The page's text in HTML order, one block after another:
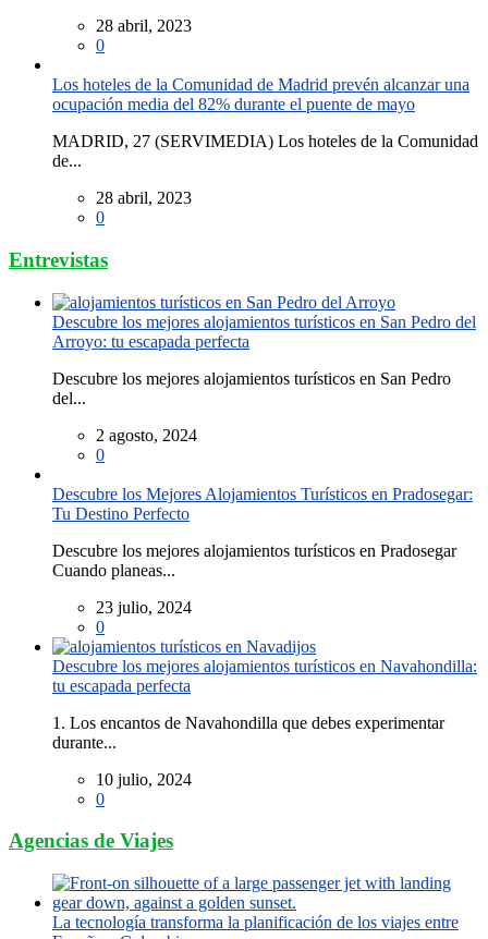
28 abril, 2023
0
Los hoteles de la Comunidad de Madrid prevén alcanzar una
ocupación media del 82% durante el puente de mayo
MADRID, 27 (SERVIMEDIA) Los hoteles de la Comunidad
de...
28 abril, 2023
0
Entrevistas
Descubre los mejores alojamientos turísticos en San Pedro del
Arroyo: tu escapada perfecta
Descubre los mejores alojamientos turísticos en San Pedro
del...
2 agosto, 2024
0
Descubre los Mejores Alojamientos Turísticos en Pradosegar:
Tu Destino Perfecto
Descubre los mejores alojamientos turísticos en Pradosegar
Cuando planeas...
23 julio, 2024
0
Descubre los mejores alojamientos turísticos en Navahondilla:
tu escapada perfecta
1. Los encantos de Navahondilla que debes experimentar
durante...
10 julio, 2024
0
Agencias de Viajes
La tecnología transforma la planificación de los viajes entre